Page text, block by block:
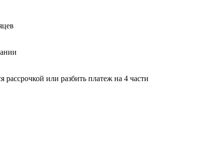
или разбить платеж на 4 части